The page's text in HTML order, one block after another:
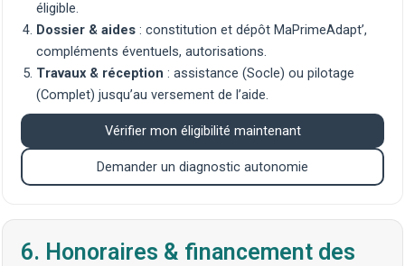
éligible.
Dossier & aides : constitution et dépôt MaPrimeAdapt’,
compléments éventuels, autorisations.
Travaux & réception : assistance (Socle) ou pilotage
(Complet) jusqu’au versement de l’aide.
Vérifier mon éligibilité maintenant
Demander un diagnostic autonomie
6. Honoraires & financement des